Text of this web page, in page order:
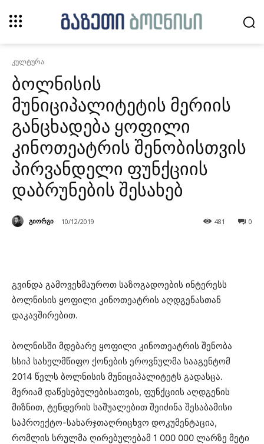
კულტურა
ბოლნისის
მუნიციპალიტეტის მერიის
განცხადება ყოფილი
კინოთეატრის შენობისთვის
პირვანდელი ფუნქციის
დაბრუნების შესახებ
გიორგი 10/12/2019 0
481
გვინდა გამოვეხმაუროთ საზოგადოების ინტერესს
ბოლნისის ყოფილი კინოთეატრის აღდგენასთან
დაკავშირებით.
ბოლნისში მდებარე ყოფილი კინოთეატრის შენობა
სსიპ სახელმწიფო ქონების ეროვნულმა სააგენტომ
2014 წელს ბოლნისის მუნიციპალიტეტს გადასცა.
მერიამ დაწესებულებისათვის, ფუნქციის აღდგენის
მიზნით, ტენდერის საშუალებით შეიძინა შესაბამისი
საპროექტო-სახარჯთაღრიცხვო დოკუმენტაცია,
რომლის სრულმა ღირებულებამ 1 000 000 ლარზე მეტი